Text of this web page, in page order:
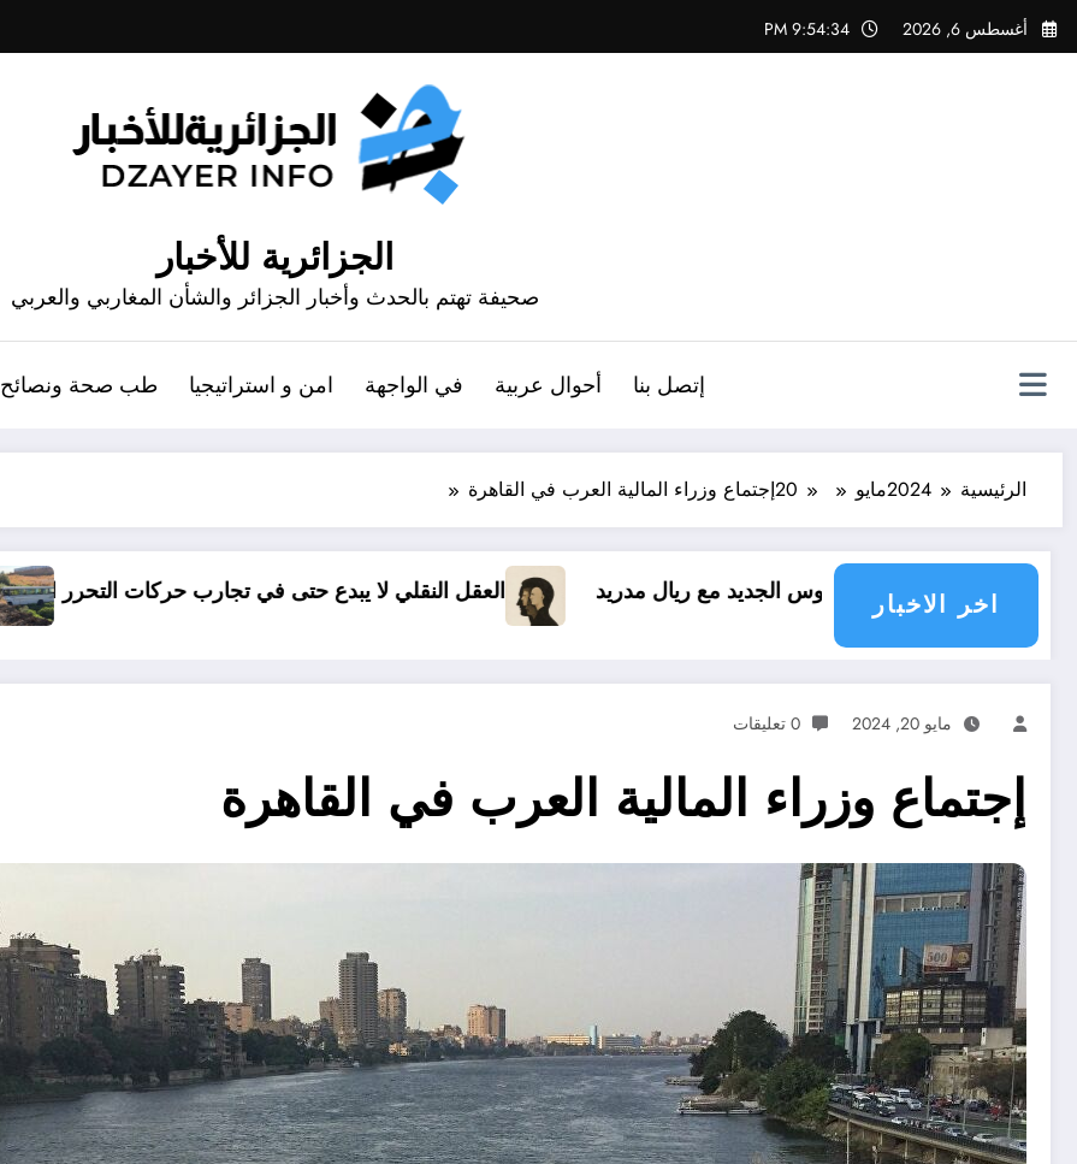
التجاوز
إلى
أغسطس 6, 2026 9:54:36 PM
الجزائرية للأخبار
صحيفة تهتم بالحدث وأخبار الجزائر والشأن المغاربي والعربي
إتصل بنا أحوال عربية في الواجهة امن و استراتيجيا طب صحة ونصائح
الرئيسية 2024مايو 20إجتماع وزراء المالية العرب في القاهرة
اخر الاخبار
الجديد مع ريال مدريد العقل النقلي لا يبدع حتى في تجارب حركات التحرر الوطني06 وفيات و إصابة 25 جريح في حادث مرور بقسنطينة
مايو 20, 2024 0 تعليقات
إجتماع وزراء المالية العرب في القاهرة